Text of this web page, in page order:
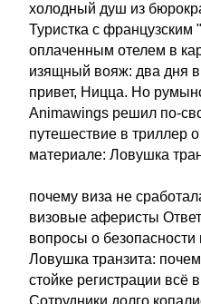
холодный душ из
Туристка с
оплаченным отелем в
изящный вояж: два дня
привет, Ницца. Но
Animawings решил по-
путешествие в триллер
материале: Ловушка
почему виза не
визовые аферисты
вопросы о безопасности
Ловушка транзита:
стойке регистрации всё
Сотрудники долго